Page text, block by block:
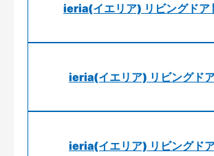
ieria(イエリア) リビングドア
ieria(イエリア) リビングド
ieria(イエリア) リビングド